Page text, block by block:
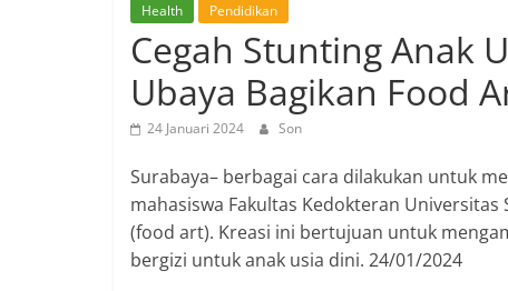
Health Pendidikan
Cegah Stunting Anak
Ubaya Bagikan Food
24 Januari 2024 Son
Surabaya– berbagai cara dilakukan untuk
mahasiswa Fakultas Kedokteran
(food art). Kreasi ini bertujuan untuk
bergizi untuk anak usia dini. 24/01/2024